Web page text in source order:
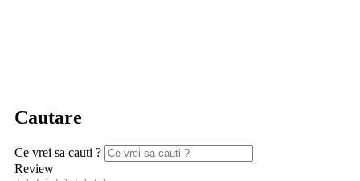
Cautare
Ce vrei sa cauti ?
Review